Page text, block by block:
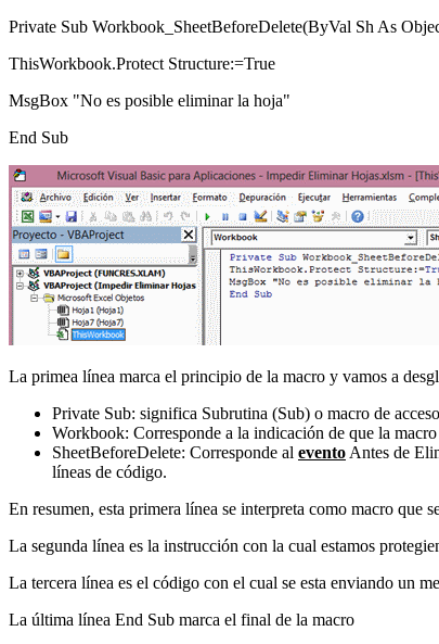
Private Sub Workbook_SheetBeforeDelete(ByVal Sh As
ThisWorkbook.Protect Structure:=True
MsgBox "No es posible eliminar la hoja"
End Sub
La primea línea marca el principio de la macro y vamos a
Private Sub: significa Subrutina (Sub) o macro de
Workbook: Corresponde a la indicación de que la
SheetBeforeDelete: Corresponde al evento Antes de
líneas de código.
En resumen, esta primera línea se interpreta como macro que
La segunda línea es la instrucción con la cual estamos
La tercera línea es el código con el cual se esta enviando un
La última línea End Sub marca el final de la macro